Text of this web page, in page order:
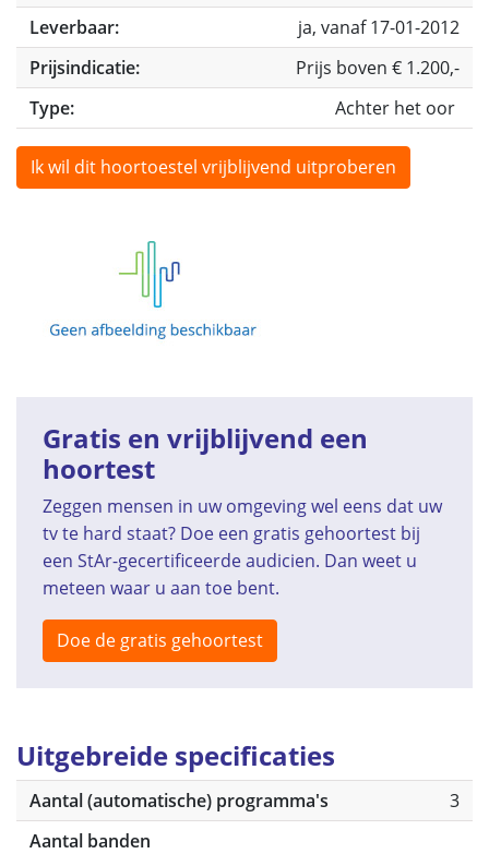
Leverbaar:
ja, vanaf 17-01-2012
Prijsindicatie:
Prijs boven € 1.200,-
Type:
Achter het oor
Ik wil dit hoortoestel vrijblijvend uitproberen
Gratis en vrijblijvend een
hoortest
Zeggen mensen in uw omgeving wel eens dat uw
tv te hard staat? Doe een gratis gehoortest bij
een StAr-gecertificeerde audicien. Dan weet u
meteen waar u aan toe bent.
Doe de gratis gehoortest
Uitgebreide specificaties
Aantal (automatische) programma's
3
Aantal banden